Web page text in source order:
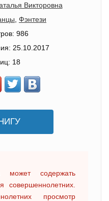
Викторовна
Фэнтези
986
25.10.2017
18
может содержать
совершеннолетних.
просмотр